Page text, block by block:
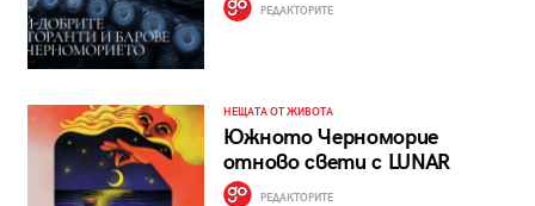
РЕДАКТОРИТЕ
НЕЩАТА ОТ ЖИВОТА
Южното Черноморие
отново свети с LUNAR
РЕДАКТОРИТЕ